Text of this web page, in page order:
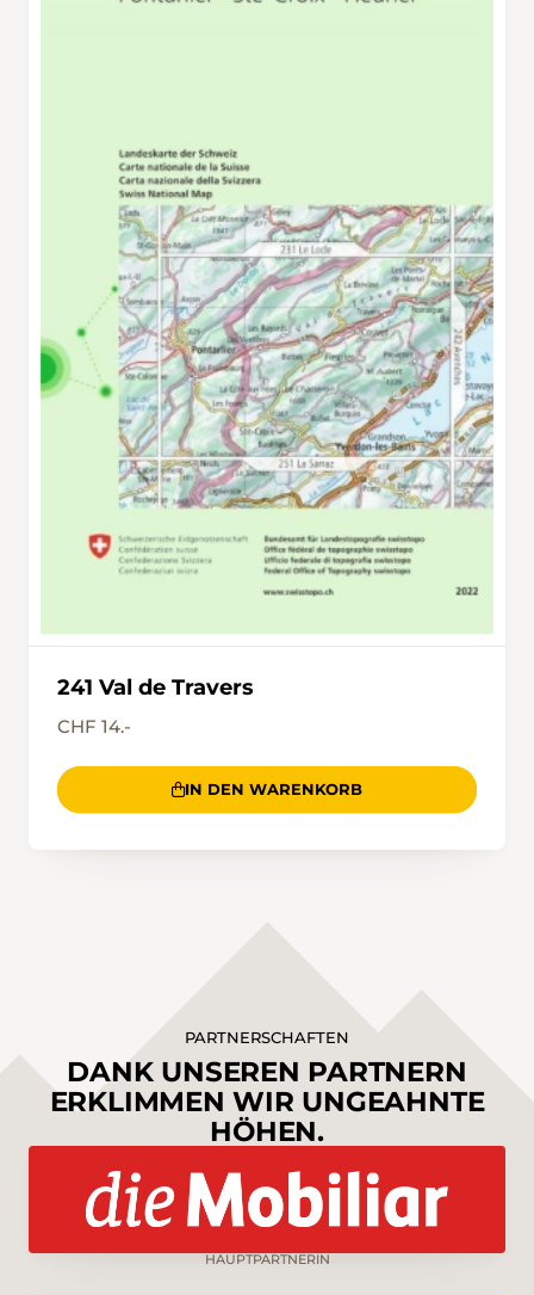
241 Val de Travers
CHF 14.-
IN DEN WARENKORB
PARTNERSCHAFTEN
DANK UNSEREN PARTNERN
ERKLIMMEN WIR UNGEAHNTE
HÖHEN.
HAUPTPARTNERIN